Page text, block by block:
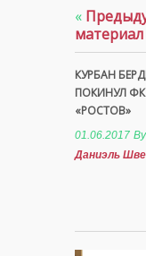
«
материал
КУРБАН
ПОКИНУЛ ФК
«РОСТОВ»
01.06.2017 By
Даниэль